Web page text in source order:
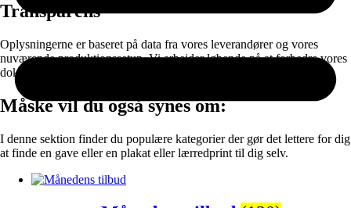
Transparens
Oplysningerne er baseret på data fra vores leverandører og vores
nuværende produktionssetup. Vi arbejder løbende på at forbedre vores
dokumentation og materialevalg.
Måske vil du også synes om:
I denne sektion finder du populære kategorier der gør det lettere for dig
at finde en gave eller en plakat eller lærredprint til dig selv.